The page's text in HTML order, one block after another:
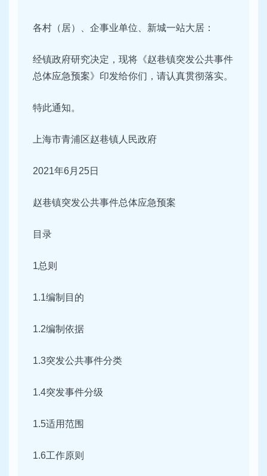
各村（居）、企事业单位、新城一站大居：
经镇政府研究决定，现将《赵巷镇突发公共事件
总体应急预案》印发给你们，请认真贯彻落实。
特此通知。
上海市青浦区赵巷镇人民政府
2021年6月25日
赵巷镇突发公共事件总体应急预案
目录
1总则
1.1编制目的
1.2编制依据
1.3突发公共事件分类
1.4突发事件分级
1.5适用范围
1.6工作原则